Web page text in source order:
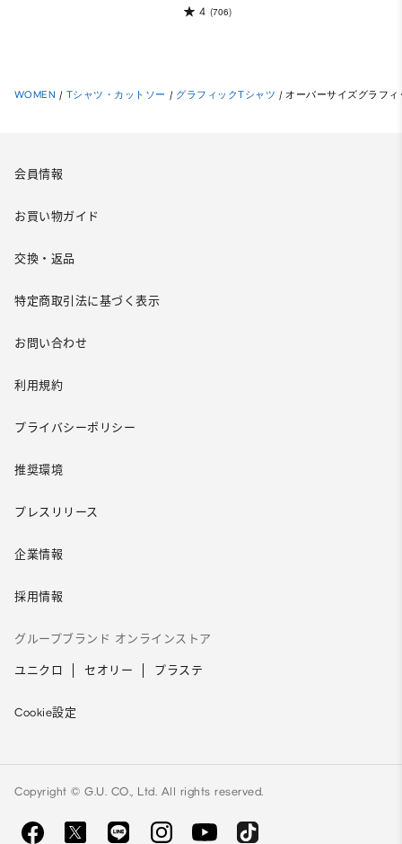
4 (706)
WOMEN / Tシャツ・カットソー / グラフィックTシャツ / オーバーサイズグラフ
会員情報
お買い物ガイド
交換・返品
特定商取引法に基づく表示
お問い合わせ
利用規約
プライバシーポリシー
推奨環境
プレスリリース
企業情報
採用情報
グループブランド オンラインストア
ユニクロ セオリー プラステ
Cookie設定
Copyright © G.U. CO., Ltd. All rights reserved.